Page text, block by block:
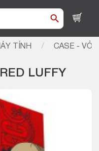
TÍNH / CASE - VỎ
LUFFY